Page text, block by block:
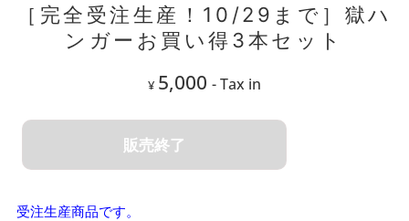
［完全受注生産！10/29まで］獄ハ
ンガーお買い得3本セット
¥ 5,000 - Tax in
販売終了
受注生産商品です。